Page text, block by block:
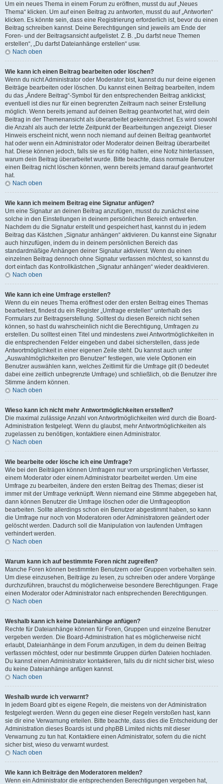
Um ein neues Thema in einem Forum zu eröffnen, musst du auf „Neues
Thema“ klicken. Um auf einen Beitrag zu antworten, musst du auf „Antworten“
klicken. Es könnte sein, dass eine Registrierung erforderlich ist, bevor du einen
Beitrag schreiben kannst. Deine Berechtigungen sind jeweils am Ende der
Foren- und der Beitragsansicht aufgelistet. Z. B. „Du darfst neue Themen
erstellen“, „Du darfst Dateianhänge erstellen“ usw.
Nach oben
Wie kann ich einen Beitrag bearbeiten oder löschen?
Wenn du nicht Administrator oder Moderator bist, kannst du nur deine eigenen
Beiträge bearbeiten oder löschen. Du kannst einen Beitrag bearbeiten, indem
du das „Ändere Beitrag“-Symbol für den entsprechenden Beitrag anklickst;
eventuell ist dies nur für einen begrenzten Zeitraum nach seiner Erstellung
möglich. Wenn bereits jemand auf deinen Beitrag geantwortet hat, wird dein
Beitrag in der Themenansicht als überarbeitet gekennzeichnet. Es wird sowohl
die Anzahl als auch der letzte Zeitpunkt der Bearbeitungen angezeigt. Dieser
Hinweis erscheint nicht, wenn noch niemand auf deinen Beitrag geantwortet
hat oder wenn ein Administrator oder Moderator deinen Beitrag überarbeitet
hat. Diese können jedoch, falls sie es für nötig halten, eine Notiz hinterlassen,
warum dein Beitrag überarbeitet wurde. Bitte beachte, dass normale Benutzer
einen Beitrag nicht löschen können, wenn bereits jemand darauf geantwortet
hat.
Nach oben
Wie kann ich meinem Beitrag eine Signatur anfügen?
Um eine Signatur an deinen Beitrag anzufügen, musst du zunächst eine
solche in den Einstellungen in deinem persönlichen Bereich entwerfen.
Nachdem du die Signatur erstellt und gespeichert hast, kannst du in jedem
Beitrag das Kästchen „Signatur anhängen“ aktivieren. Du kannst eine Signatur
auch hinzufügen, indem du in deinem persönlichen Bereich das
standardmäßige Anhängen deiner Signatur aktivierst. Wenn du einen
einzelnen Beitrag dennoch ohne Signatur verfassen möchtest, so kannst du
dort einfach das Kontrollkästchen „Signatur anhängen“ wieder deaktivieren.
Nach oben
Wie kann ich eine Umfrage erstellen?
Wenn du ein neues Thema eröffnest oder den ersten Beitrag eines Themas
bearbeitest, findest du ein Register „Umfrage erstellen“ unterhalb des
Formulars zur Beitragserstellung. Solltest du diesen Bereich nicht sehen
können, so hast du wahrscheinlich nicht die Berechtigung, Umfragen zu
erstellen. Du solltest einen Titel und mindestens zwei Antwortmöglichkeiten in
die entsprechenden Felder eingeben und dabei sicherstellen, dass jede
Antwortmöglichkeit in einer eigenen Zeile steht. Du kannst auch unter
„Auswahlmöglichkeiten pro Benutzer“ festlegen, wie viele Optionen ein
Benutzer auswählen kann, welches Zeitlimit für die Umfrage gilt (0 bedeutet
dabei eine zeitlich unbegrenzte Umfrage) und schließlich, ob die Benutzer ihre
Stimme ändern können.
Nach oben
Wieso kann ich nicht mehr Antwortmöglichkeiten erstellen?
Die maximal zulässige Anzahl von Antwortmöglichkeiten wird durch die Board-
Administration festgelegt. Wenn du glaubst, mehr Antwortmöglichkeiten als
zugelassen zu benötigen, kontaktiere einen Administrator.
Nach oben
Wie bearbeite oder lösche ich eine Umfrage?
Wie bei den Beiträgen können Umfragen nur vom ursprünglichen Verfasser,
einem Moderator oder einem Administrator bearbeitet werden. Um eine
Umfrage zu bearbeiten, ändere den ersten Beitrag des Themas; dieser ist
immer mit der Umfrage verknüpft. Wenn niemand eine Stimme abgegeben hat,
dann können Benutzer die Umfrage löschen oder die Umfrageoption
bearbeiten. Sollte allerdings schon ein Benutzer abgestimmt haben, so kann
die Umfrage nur noch von Moderatoren oder Administratoren geändert oder
gelöscht werden. Dadurch soll die Manipulation von laufenden Umfragen
verhindert werden.
Nach oben
Warum kann ich auf bestimmte Foren nicht zugreifen?
Manche Foren können bestimmten Benutzern oder Gruppen vorbehalten sein.
Um diese einzusehen, Beiträge zu lesen, zu schreiben oder andere Vorgänge
durchzuführen, brauchst du möglicherweise besondere Berechtigungen. Frage
einen Moderator oder Administrator nach entsprechenden Berechtigungen.
Nach oben
Weshalb kann ich keine Dateianhänge anfügen?
Rechte für Dateianhänge können für Foren, Gruppen und einzelne Benutzer
vergeben werden. Die Board-Administration hat es möglicherweise nicht
erlaubt, Dateianhänge in dem Forum anzufügen, in dem du deinen Beitrag
verfassen möchtest, oder nur bestimmte Gruppen dürfen Dateien hochladen.
Du kannst einen Administrator kontaktieren, falls du dir nicht sicher bist, wieso
du keine Dateianhänge anfügen kannst.
Nach oben
Weshalb wurde ich verwarnt?
In jedem Board gibt es eigene Regeln, die meistens von der Administration
festgelegt werden. Wenn du gegen eine dieser Regeln verstoßen hast, kann
sie dir eine Verwarnung erteilen. Bitte beachte, dass dies die Entscheidung der
Administration dieses Boards ist und phpBB Limited nichts mit dieser
Verwarnung zu tun hat. Kontaktiere einen Administrator, sofern du die nicht
sicher bist, wieso du verwarnt wurdest.
Nach oben
Wie kann ich Beiträge den Moderatoren melden?
Wenn ein Administrator die entsprechenden Berechtigungen vergeben hat,